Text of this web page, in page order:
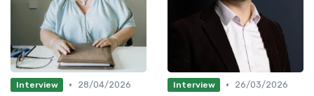
Interview •
28/04/2026
Interview •
26/03/2026